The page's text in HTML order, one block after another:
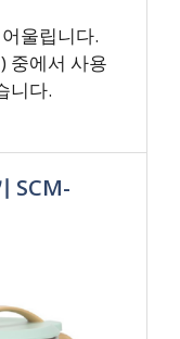
울립니다.
중에서 사용
니다.
SCM-